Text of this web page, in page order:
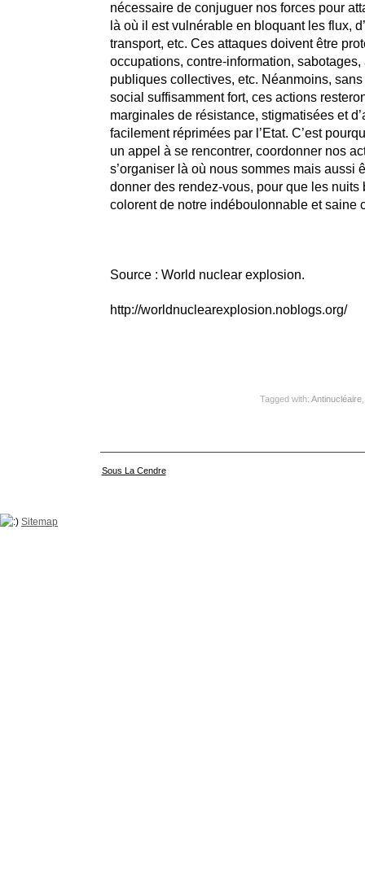
nécessaire de conjuguer nos forces pour
là où il est vulnérable en bloquant les flux,
transport, etc. Ces attaques doivent être
occupations, contre-information, sabotages,
publiques collectives, etc. Néanmoins,
social suffisamment fort, ces actions
marginales de résistance, stigmatisées et
facilement réprimées par l’Etat. C’est
un appel à se rencontrer, coordonner nos
s’organiser là où nous sommes mais aussi
donner des rendez-vous, pour que les nuits
colorent de notre indéboulonnable et saine
Source : World nuclear explosion.
http://worldnuclearexplosion.noblogs.org/
Tagged with: Antinucléaire,
Sous La Cendre
Sitemap